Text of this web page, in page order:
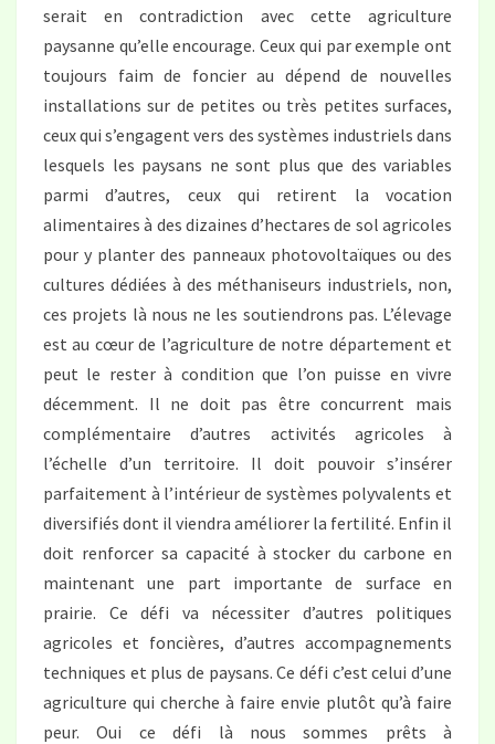
serait en contradiction avec cette agriculture
paysanne qu’elle encourage. Ceux qui par exemple ont
toujours faim de foncier au dépend de nouvelles
installations sur de petites ou très petites surfaces,
ceux qui s’engagent vers des systèmes industriels dans
lesquels les paysans ne sont plus que des variables
parmi d’autres, ceux qui retirent la vocation
alimentaires à des dizaines d’hectares de sol agricoles
pour y planter des panneaux photovoltaïques ou des
cultures dédiées à des méthaniseurs industriels, non,
ces projets là nous ne les soutiendrons pas. L’élevage
est au cœur de l’agriculture de notre département et
peut le rester à condition que l’on puisse en vivre
décemment. Il ne doit pas être concurrent mais
complémentaire d’autres activités agricoles à
l’échelle d’un territoire. Il doit pouvoir s’insérer
parfaitement à l’intérieur de systèmes polyvalents et
diversifiés dont il viendra améliorer la fertilité. Enfin il
doit renforcer sa capacité à stocker du carbone en
maintenant une part importante de surface en
prairie. Ce défi va nécessiter d’autres politiques
agricoles et foncières, d’autres accompagnements
techniques et plus de paysans. Ce défi c’est celui d’une
agriculture qui cherche à faire envie plutôt qu’à faire
peur. Oui ce défi là nous sommes prêts à